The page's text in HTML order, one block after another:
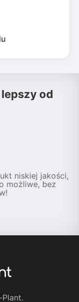
od
niskiej jakości,
możliwe, bez